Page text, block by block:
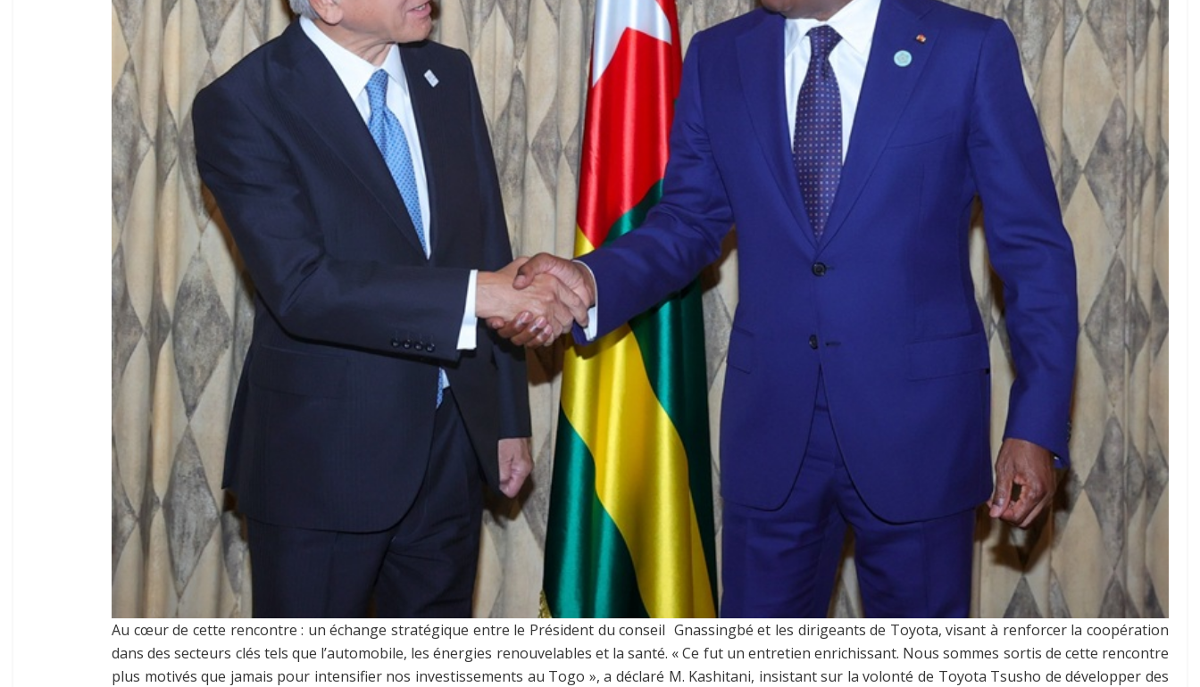
Au cœur de cette rencontre : un échange stratégique entre le Président du conseil Gnassingbé et les dirigeants de Toyota, visant à renforcer la coopération
dans des secteurs clés tels que l’automobile, les énergies renouvelables et la santé. « Ce fut un entretien enrichissant. Nous sommes sortis de cette rencontre
plus motivés que jamais pour intensifier nos investissements au Togo », a déclaré M. Kashitani, insistant sur la volonté de Toyota Tsusho de développer des